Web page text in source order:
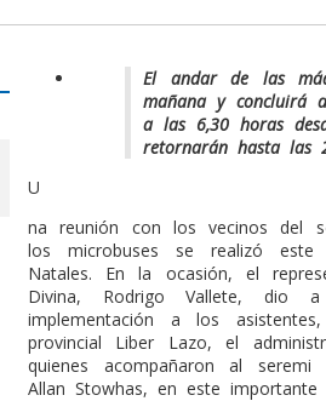
El andar de las
mañana y
a las 6,30 horas
retornarán hasta las
U
na reunión con los vecinos del
los microbuses se realizó este
Natales. En la ocasión, el
Divina, Rodrigo Vallete, dio
implementación a los
provincial Liber Lazo, el
quienes acompañaron al seremi
Allan Stowhas, en este